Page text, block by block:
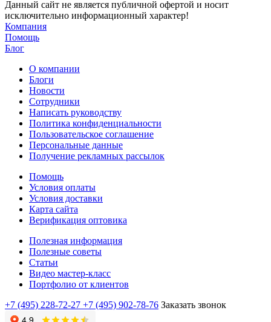
Данный сайт не является публичной офертой и носит
исключительно информационный характер!
Компания
Помощь
Блог
О компании
Блоги
Новости
Сотрудники
Написать руководству
Политика конфиденциальности
Пользовательское соглашение
Персональные данные
Получение рекламных рассылок
Помощь
Условия оплаты
Условия доставки
Карта сайта
Верификация оптовика
Полезная информация
Полезные советы
Статьи
Видео мастер-класс
Портфолио от клиентов
+7 (495) 228-72-27 +7 (495) 902-78-76 Заказать звонок